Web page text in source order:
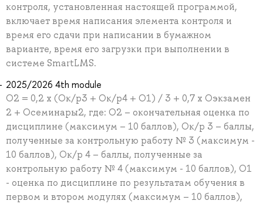
контроля, установленная настоящей программой,
включает время написания элемента контроля и
время его сдачи при написании в бумажном
варианте, время его загрузки при выполнении в
системе SmartLMS.
2025/2026 4th module
О2 = 0,2 х (Ок/р3 + Ок/р4 + О1) / 3 + 0,7 х Оэкзамен
2 + Осеминары2, где: О2 – окончательная оценка по
дисциплине (максимум – 10 баллов), Ок/р 3 – баллы,
полученные за контрольную работу № 3 (максимум -
10 баллов), Ок/р 4 – баллы, полученные за
контрольную работу № 4 (максимум - 10 баллов), О1
- оценка по дисциплине по результатам обучения в
первом и втором модулях (максимум – 10 баллов),